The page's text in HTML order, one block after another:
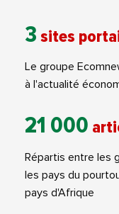
3 sites
Le groupe
à l'actualité
21 000
Répartis entre les
les pays du
pays d'Afrique